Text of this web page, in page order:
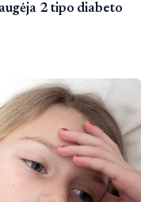
2 tipo diabeto